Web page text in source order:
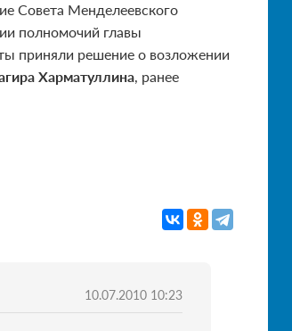
Совета Менделеевского
полномочий главы
приняли решение о возложении
Харматуллина, ранее
10.07.2010 10:23